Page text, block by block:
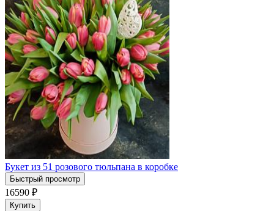
Букет из 51 розового тюльпана в коробке
Быстрый просмотр
16590 ₽
Купить